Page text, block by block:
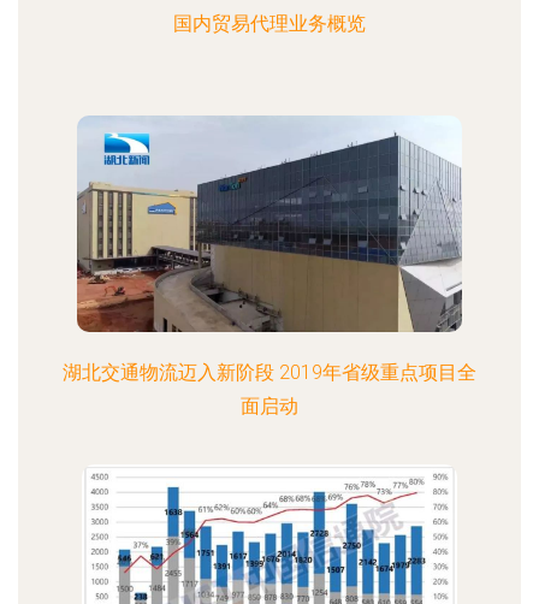
国内贸易代理业务概览
湖北交通物流迈入新阶段 2019年省级重点项目全
面启动